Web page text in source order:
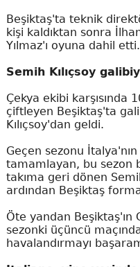
Beşiktaş'ta teknik
kişi kaldıktan sonra İlhan
Yılmaz'ı oyuna dahil etti.
Semih Kılıçsoy
Çekya ekibi karşısında
çiftleyen Beşiktaş'ta
Kılıçsoy'dan geldi.
Geçen sezonu
tamamlayan, bu sezon
takıma geri dönen
ardından Beşiktaş
Öte yandan Beşiktaş'ın
sezonki üçüncü
havalandırmayı